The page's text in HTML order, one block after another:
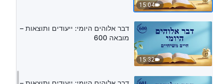
15:04
15:32
דבר אלוהים היומי: ייעודים ותוצאות –
מובאה 600